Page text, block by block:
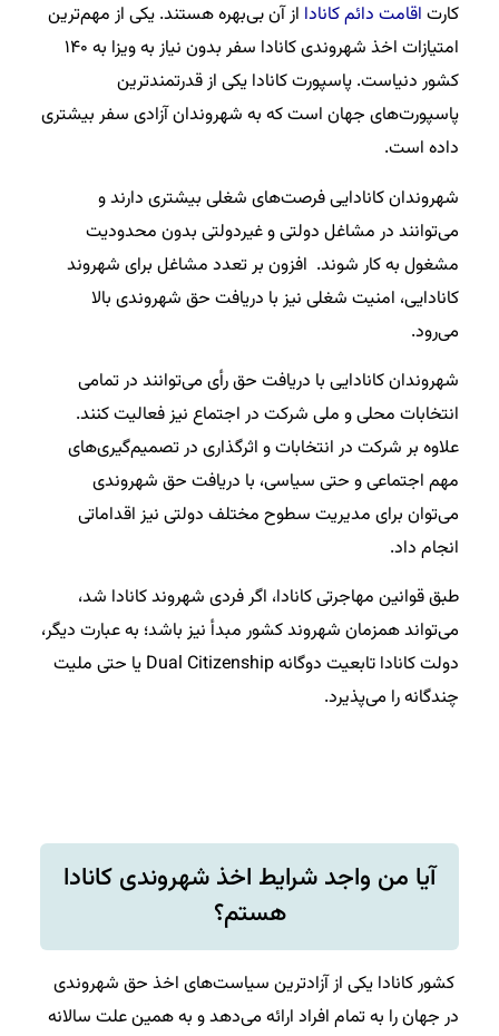
کارت اقامت دائم کانادا از آن بی‌بهره هستند. یکی از مهم‌ترین
امتیازات اخذ شهروندی کانادا سفر بدون نیاز به ویزا به ۱۴۰
کشور دنیاست. پاسپورت کانادا یکی از قدرتمندترین
پاسپورت‌های جهان است که به شهروندان آزادی سفر بیشتری
داده است.
شهروندان کانادایی فرصت‌های شغلی بیشتری دارند و
می‌توانند در مشاغل دولتی و غیردولتی بدون محدودیت
مشغول به کار شوند. افزون بر تعدد مشاغل برای شهروند
کانادایی، امنیت شغلی نیز با دریافت حق شهروندی بالا
می‌رود.
شهروندان کانادایی با دریافت حق رأی می‌توانند در تمامی
انتخابات محلی و ملی شرکت در اجتماع نیز فعالیت کنند.
علاوه‌ بر شرکت در انتخابات و اثرگذاری در تصمیم‌گیری‌های
مهم اجتماعی و حتی سیاسی، با دریافت حق شهروندی
می‌توان برای مدیریت سطوح مختلف دولتی نیز اقداماتی
انجام داد.
طبق قوانین مهاجرتی کانادا، اگر فردی شهروند کانادا شد،
می‌تواند همزمان شهروند کشور مبدأ نیز باشد؛ به عبارت دیگر،
دولت کانادا تابعیت دوگانه Dual Citizenship یا حتی ملیت
چندگانه را می‌پذیرد.
آیا من واجد شرایط اخذ شهروندی کانادا
هستم؟
کشور کانادا یکی از آزادترین سیاست‌های اخذ حق شهروندی
در جهان را به تمام افراد ارائه می‌دهد و به همین علت سالانه